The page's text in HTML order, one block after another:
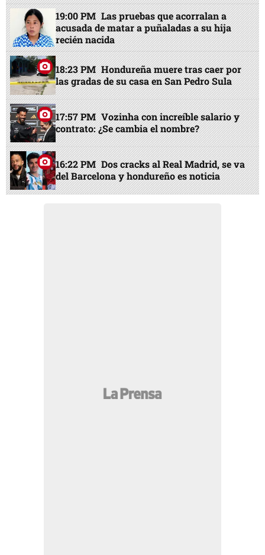
19:00 PM Las pruebas que acorralan a
acusada de matar a puñaladas a su hija
recién nacida
18:23 PM Hondureña muere tras caer por
las gradas de su casa en San Pedro Sula
17:57 PM Vozinha con increíble salario y
contrato: ¿Se cambia el nombre?
16:22 PM Dos cracks al Real Madrid, se va
del Barcelona y hondureño es noticia